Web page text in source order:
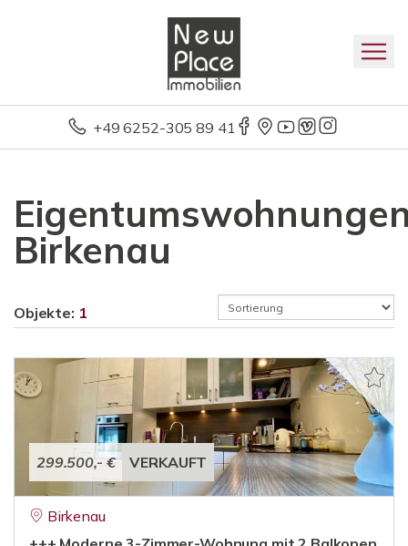
+49 6252-305 89 41
Birkenau
Objekte: 1
299.500,- € VERKAUFT
Birkenau